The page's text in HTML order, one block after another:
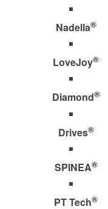
Nadella®
LoveJoy®
Diamond®
Drives®
SPINEA®
PT Tech®